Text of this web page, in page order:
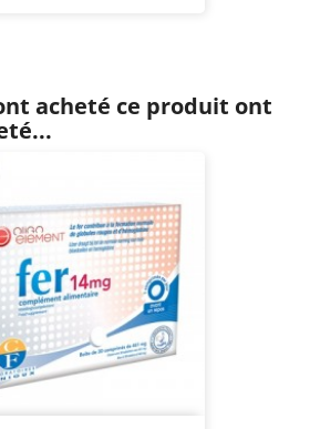
acheté ce produit ont